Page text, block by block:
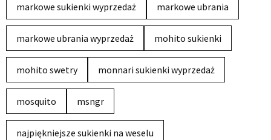
markowe sukienki wyprzedaż markowe ubrania
markowe ubrania wyprzedaż mohito sukienki
mohito swetry monnari sukienki wyprzedaż
mosquito msngr
najpiękniejsze sukienki na weselu